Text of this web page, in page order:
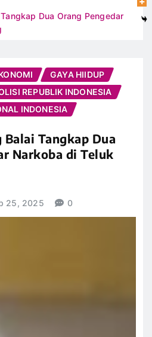
Dua Orang Pengedar
GAYA HIIDUP
REPUBLIK INDONESIA
INDONESIA
Tangkap Dua
Narkoba di Teluk
25, 2025 0